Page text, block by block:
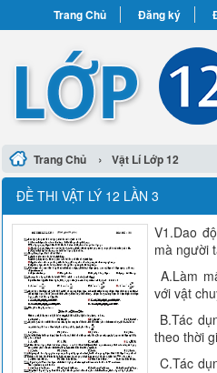
Trang Chủ Đăng ký
Trang Chủ › Vật Lí Lớp 12
ĐỀ THI VẬT LÝ 12 LẦN 3
V1.Dao
mà người
A.Làm
với vật
B.Tác
theo thời
C.Tác